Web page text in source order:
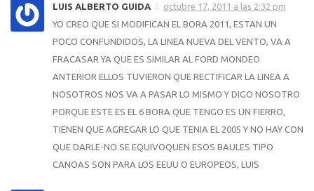
LUIS ALBERTO GUIDA
octubre 17, 2011 a las 2:32 pm
YO CREO QUE SI MODIFICAN EL BORA 2011, ESTAN UN
POCO CONFUNDIDOS, LA LINEA NUEVA DEL VENTO, VA A
FRACASAR YA QUE ES SIMILAR AL FORD MONDEO
ANTERIOR ELLOS TUVIERON QUE RECTIFICAR LA LINEA A
NOSOTROS NOS VA A PASAR LO MISMO Y DIGO NOSOTRO
PORQUE ESTE ES EL 6 BORA QUE TENGO ES UN FIERRO,
TIENEN QUE AGREGAR LO QUE TENIA EL 2005 Y NO HAY CON
QUE DARLE-NO SE EQUIVOQUEN ESOS BAULES TIPO
CANOAS SON PARA LOS EEUU O EUROPEOS, LUIS